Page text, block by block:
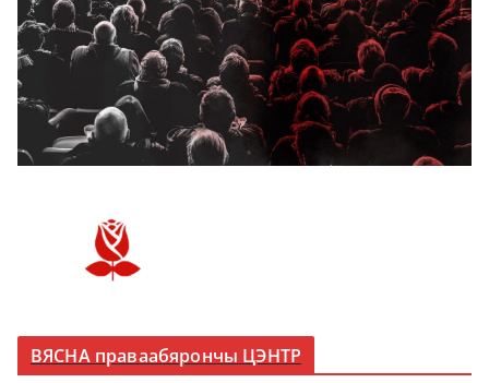
ВЯСНА праваабярончы ЦЭНТР